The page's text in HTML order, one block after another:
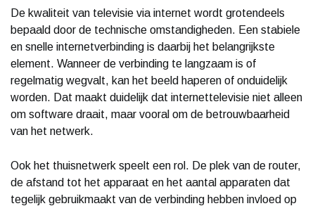
De kwaliteit van televisie via internet wordt grotendeels
bepaald door de technische omstandigheden. Een stabiele
en snelle internetverbinding is daarbij het belangrijkste
element. Wanneer de verbinding te langzaam is of
regelmatig wegvalt, kan het beeld haperen of onduidelijk
worden. Dat maakt duidelijk dat internettelevisie niet alleen
om software draait, maar vooral om de betrouwbaarheid
van het netwerk.
Ook het thuisnetwerk speelt een rol. De plek van de router,
de afstand tot het apparaat en het aantal apparaten dat
tegelijk gebruikmaakt van de verbinding hebben invloed op